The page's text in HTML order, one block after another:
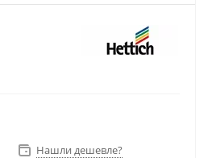
Нашли дешевле?